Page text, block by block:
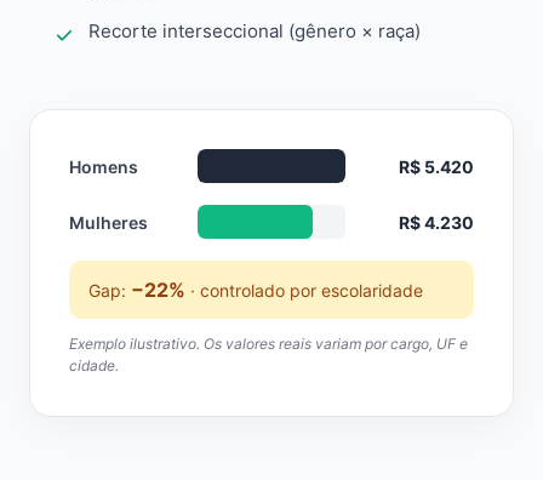
Recorte interseccional (gênero × raça)
Homens R$ 5.420
Mulheres R$ 4.230
Gap: −22% · controlado por escolaridade
Exemplo ilustrativo. Os valores reais variam por cargo, UF e
cidade.